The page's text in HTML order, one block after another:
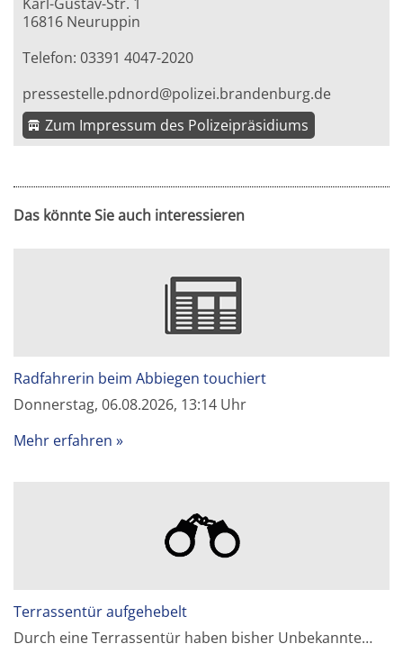
16816 Neuruppin
Telefon: 03391 4047-2020
pressestelle.pdnord@polizei.brandenburg.de
Zum Impressum des Polizeipräsidiums
Das könnte Sie auch interessieren
Radfahrerin beim Abbiegen touchiert
Donnerstag, 06.08.2026, 13:14 Uhr
Mehr erfahren
Terrassentür aufgehebelt
Durch eine Terrassentür haben bisher Unbekannte…